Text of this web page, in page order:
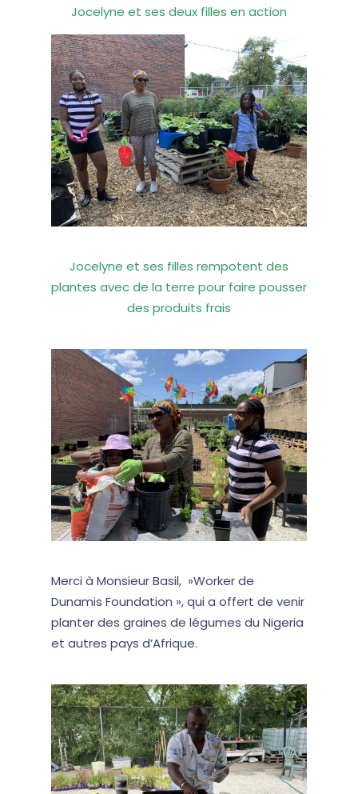
Jocelyne et ses deux filles en action
Jocelyne et ses filles rempotent des
plantes avec de la terre pour faire pousser
des produits frais
Merci à Monsieur Basil, »Worker de
Dunamis Foundation », qui a offert de venir
planter des graines de légumes du Nigeria
et autres pays d’Afrique.